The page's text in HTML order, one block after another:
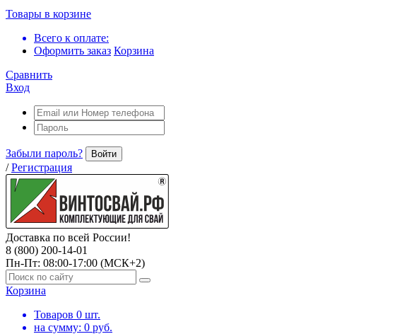
Товары в корзине
Всего к оплате:
Оформить заказ Корзина
Сравнить
Вход
Забыли пароль? Войти
/ Регистрация
Доставка по всей России!
8 (800) 200-14-01
Пн-Пт: 08:00-17:00 (МСК+2)
Корзина
Товаров 0 шт.
на сумму: 0 руб.